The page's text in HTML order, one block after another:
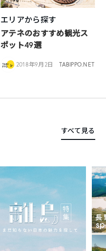
エリアから探す
アテネのおすすめ観光ス
ポット49選
2018年9月2日 TABIPPO.NET
すべて見る